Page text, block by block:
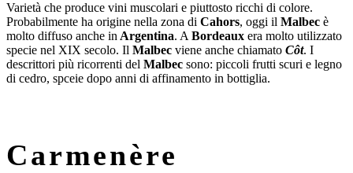
Varietà che produce vini muscolari e piuttosto ricchi di colore.
Probabilmente ha origine nella zona di Cahors, oggi il Malbec è
molto diffuso anche in Argentina. A Bordeaux era molto utilizzato
specie nel XIX secolo. Il Malbec viene anche chiamato Côt. I
descrittori più ricorrenti del Malbec sono: piccoli frutti scuri e legno
di cedro, spceie dopo anni di affinamento in bottiglia.
Carmenère